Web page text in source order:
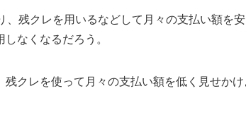
、残クレを用いるなどして月々の支払い額を
なくなるだろう。
クレを使って月々の支払い額を低く見せか